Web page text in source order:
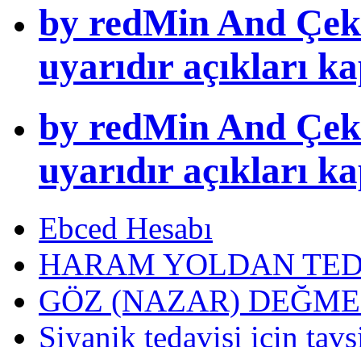
by redMin And
uyarıdır açıkları
by redMin And
uyarıdır açıkları
Ebced Hesabı
HARAM YOLDAN
GÖZ (NAZAR)
Siyanik tedavisi icin